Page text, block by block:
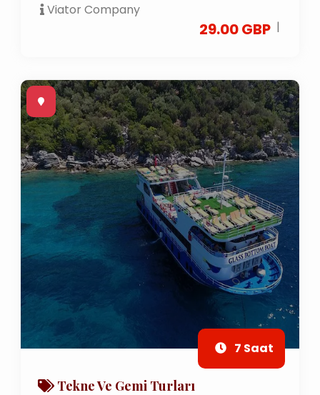
Viator Company
29.00 GBP |
7 Saat
Tekne Ve Gemi Turları